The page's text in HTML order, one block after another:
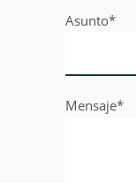
Asunto*
Mensaje*